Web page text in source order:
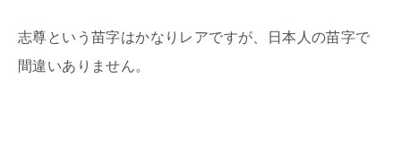
志尊という苗字はかなりレアですが、日本人の苗字で
間違いありません。